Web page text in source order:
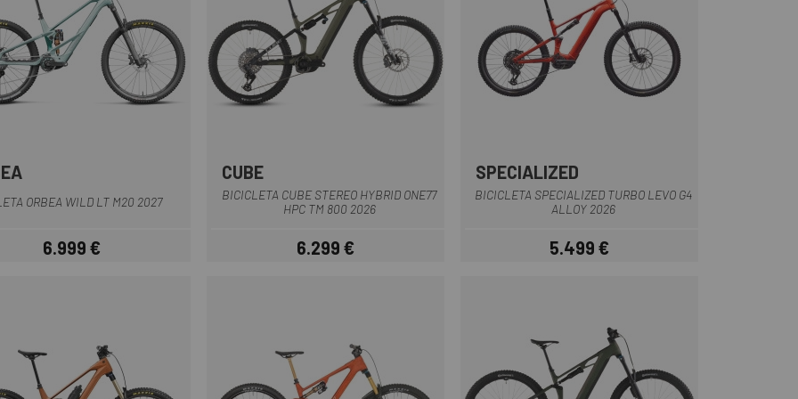
ORBEA WILD LT M20 2027
Preu
6.999 €
CUBE
BICICLETA CUBE STEREO HYBRID ONE77
HPC TM 800 2026
Preu
6.299 €
Taronja
Verd
SPECIALIZED
BICICLETA SPECIALIZED TURBO LEVO G4
ALLOY 2026
Preu
5.499 €